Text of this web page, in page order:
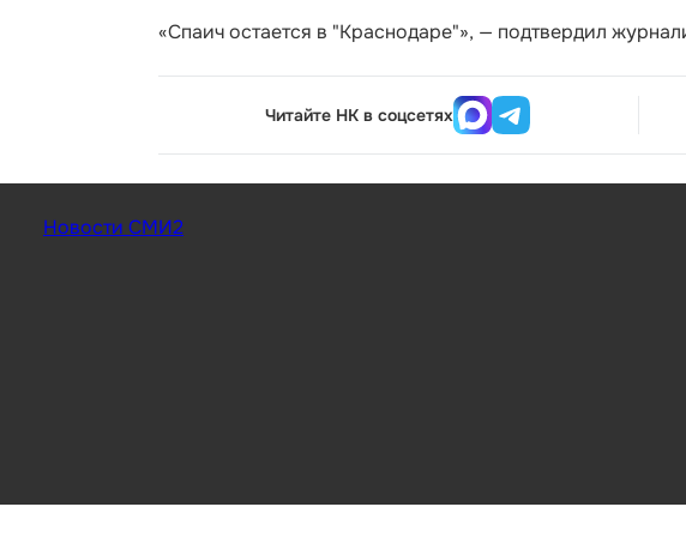
«Спаич остается в "Краснодаре"», — подтвердил
Читайте НК в соцсетях
Новости СМИ2